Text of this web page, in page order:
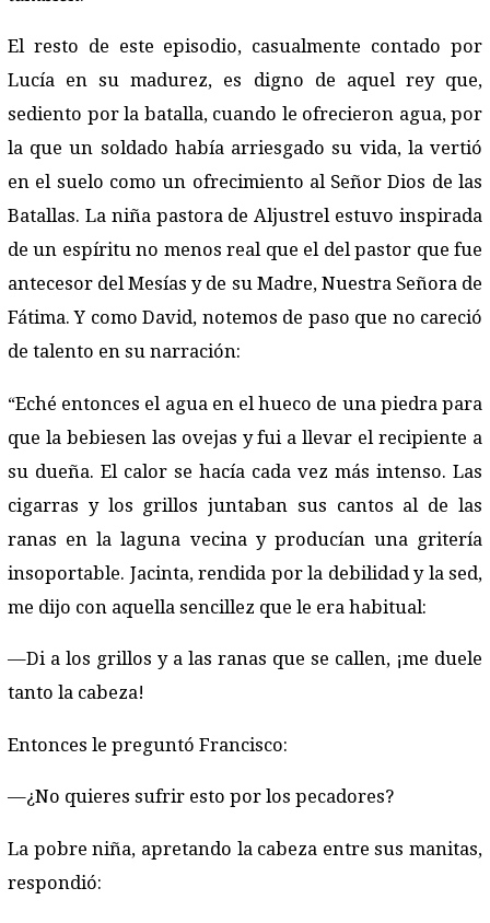
El resto de este episodio, casualmente contado por
Lucía en su madurez, es digno de aquel rey que,
sediento por la batalla, cuando le ofrecieron agua, por
la que un soldado había arriesgado su vida, la vertió
en el suelo como un ofrecimiento al Señor Dios de las
Batallas. La niña pastora de Aljustrel estuvo inspirada
de un espíritu no menos real que el del pastor que fue
antecesor del Mesías y de su Madre, Nuestra Señora de
Fátima. Y como David, notemos de paso que no careció
de talento en su narración:
“Eché entonces el agua en el hueco de una piedra para
que la bebiesen las ovejas y fui a llevar el recipiente a
su dueña. El calor se hacía cada vez más intenso. Las
cigarras y los grillos juntaban sus cantos al de las
ranas en la laguna vecina y producían una gritería
insoportable. Jacinta, rendida por la debilidad y la sed,
me dijo con aquella sencillez que le era habitual:
—Di a los grillos y a las ranas que se callen, ¡me duele
tanto la cabeza!
Entonces le preguntó Francisco:
—¿No quieres sufrir esto por los pecadores?
La pobre niña, apretando la cabeza entre sus manitas,
respondió: